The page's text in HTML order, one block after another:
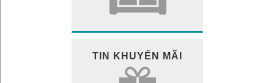
TIN KHUYẾN MÃI